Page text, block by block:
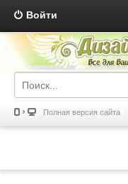
Войти
Полная версия сайта